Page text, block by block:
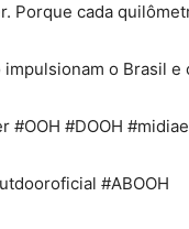
Porque cada
o Brasil
#OOH #DOOH
#ABOOH